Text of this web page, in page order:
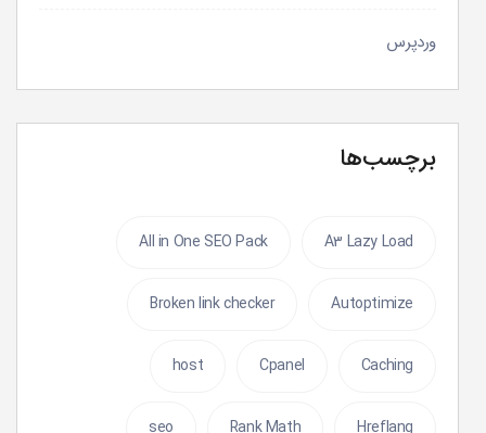
وردپرس
برچسب‌ها
A3 Lazy Load
All in One SEO Pack
Autoptimize
Broken link checker
Caching
Cpanel
host
Hreflang
Rank Math
seo